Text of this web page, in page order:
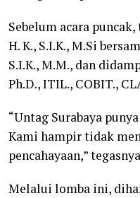
Sebelum acara
H. K., S.I.K., M.Si
S.I.K., M.M., dan
Ph.D., ITIL., COBIT.,
“Untag Surabaya
Kami hampir tidak
pencahayaan,”
Melalui lomba ini,